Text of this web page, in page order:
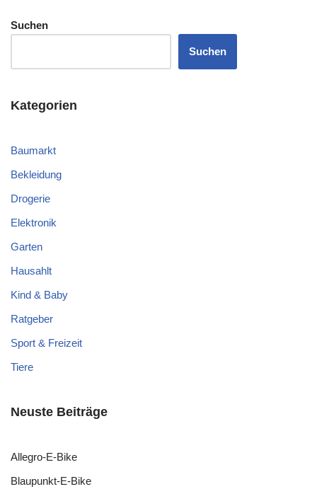
Suchen
Suchen
Kategorien
Baumarkt
Bekleidung
Drogerie
Elektronik
Garten
Hausahlt
Kind & Baby
Ratgeber
Sport & Freizeit
Tiere
Neuste Beiträge
Allegro-E-Bike
Blaupunkt-E-Bike